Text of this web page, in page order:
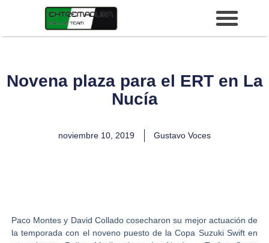
Novena plaza para el ERT en La
Nucía
noviembre 10, 2019 Gustavo Voces
Paco Montes y David Colladocosecharon su mejor actuación de
la temporada con el noveno puesto de la Copa Suzuki Swift en